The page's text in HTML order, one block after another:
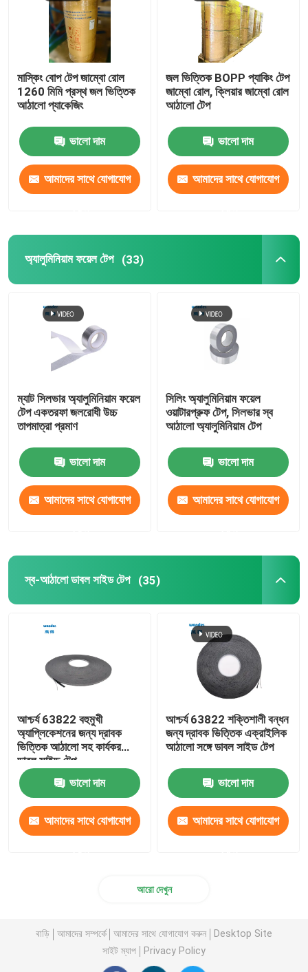
মাস্কিং বোপ টেপ জাম্বো রোল
1260 মিমি প্রস্থ জল ভিত্তিক
আঠালো প্যাকেজিং
ভালো দাম
আমাদের সাথে যোগাযোগ
জল ভিত্তিক BOPP প্যাকিং টেপ
জাম্বো রোল, ক্লিয়ার জাম্বো রোল
আঠালো টেপ
ভালো দাম
আমাদের সাথে যোগাযোগ
অ্যালুমিনিয়াম ফয়েল টেপ (33)
ম্যাট সিলভার অ্যালুমিনিয়াম ফয়েল
টেপ একতরফা জলরোধী উচ্চ
তাপমাত্রা প্রমাণ
ভালো দাম
আমাদের সাথে যোগাযোগ
সিলিং অ্যালুমিনিয়াম ফয়েল
ওয়াটারপ্রুফ টেপ, সিলভার স্ব
আঠালো অ্যালুমিনিয়াম টেপ
ভালো দাম
আমাদের সাথে যোগাযোগ
স্ব-আঠালো ডাবল সাইড টেপ (35)
আশ্চর্য 63822 বহুমুখী
অ্যাপ্লিকেশনের জন্য দ্রাবক
ভিত্তিক আঠালো সহ কার্যকর
ডাবল সাইড টেপ
ভালো দাম
আমাদের সাথে যোগাযোগ
আশ্চর্য 63822 শক্তিশালী বন্ধন
জন্য দ্রাবক ভিত্তিক এক্রাইলিক
আঠালো সঙ্গে ডাবল সাইড টেপ
ভালো দাম
আমাদের সাথে যোগাযোগ
আরো দেখুন
বাড়ি আমাদের সম্পর্কে আমাদের সাথে যোগাযোগ করুন
Desktop Site
সাইট ম্যাপ
Privacy Policy